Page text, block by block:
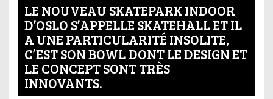
LE NOUVEAU SKATEPARK INDOOR
D’OSLO S’APPELLE SKATEHALL ET IL
A UNE PARTICULARITÉ INSOLITE,
C’EST SON BOWL DONT LE DESIGN ET
LE CONCEPT SONT TRÈS
INNOVANTS.